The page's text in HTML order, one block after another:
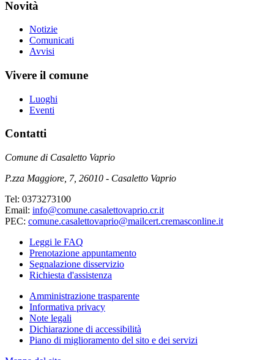
Novità
Notizie
Comunicati
Avvisi
Vivere il comune
Luoghi
Eventi
Contatti
Comune di Casaletto Vaprio
P.zza Maggiore, 7, 26010 - Casaletto Vaprio
Tel: 0373273100
Email: info@comune.casalettovaprio.cr.it
PEC: comune.casalettovaprio@mailcert.cremasconline.it
Leggi le FAQ
Prenotazione appuntamento
Segnalazione disservizio
Richiesta d'assistenza
Amministrazione trasparente
Informativa privacy
Note legali
Dichiarazione di accessibilità
Piano di miglioramento del sito e dei servizi